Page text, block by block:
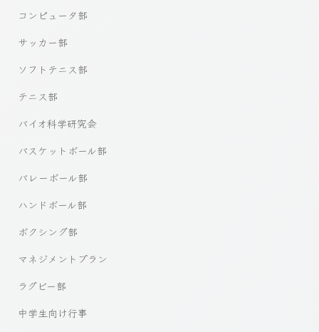
コンピュータ部
サッカー部
ソフトテニス部
テニス部
バイオ科学研究会
バスケットボール部
バレーボール部
ハンドボール部
ボクシング部
マネジメントプラン
ラグビー部
中学生向け行事